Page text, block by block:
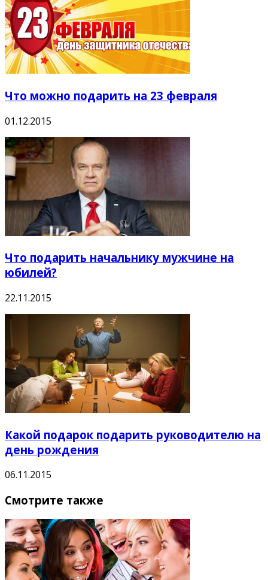
Что можно подарить на 23 февраля
01.12.2015
Что подарить начальнику мужчине на
юбилей?
22.11.2015
Какой подарок подарить руководителю на
день рождения
06.11.2015
Смотрите также